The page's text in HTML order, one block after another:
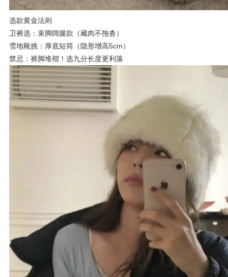
选款黄金法则
卫裤选：束脚阔腿款（藏肉不拖沓）
雪地靴挑：厚底短筒（隐形增高5cm）
禁忌：裤脚堆褶！选九分长度更利落